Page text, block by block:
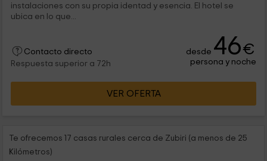
instalaciones con su propia identad y esencia. El hotel se
ubica en lo que...
Contacto directo
Respuesta superior a 72h
desde 46€
persona y noche
VER OFERTA
Te ofrecemos 17 casas rurales cerca de Zubiri (a menos de 25
Kilómetros)